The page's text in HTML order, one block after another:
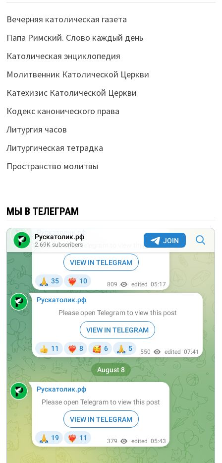
Вечерняя католическая газета
Папа Римский. Слово каждый день
Католическая энциклопедия
Молитвенник Католической Церкви
Катехизис Католической Церкви
Кодекс канонического права
Литургия часов
Литургическая тетрадка
Пространство молитвы
МЫ В ТЕЛЕГРАМ